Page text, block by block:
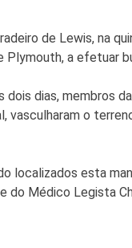
de Lewis, na
a efetuar
dias, membros
vasculharam o
localizados esta
do Médico Legista